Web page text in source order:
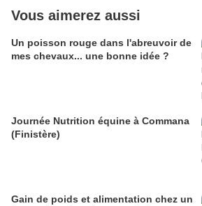
Vous aimerez aussi
Un poisson rouge dans l'abreuvoir de
mes chevaux... une bonne idée ?
Journée Nutrition équine à Commana
(Finistère)
Gain de poids et alimentation chez un